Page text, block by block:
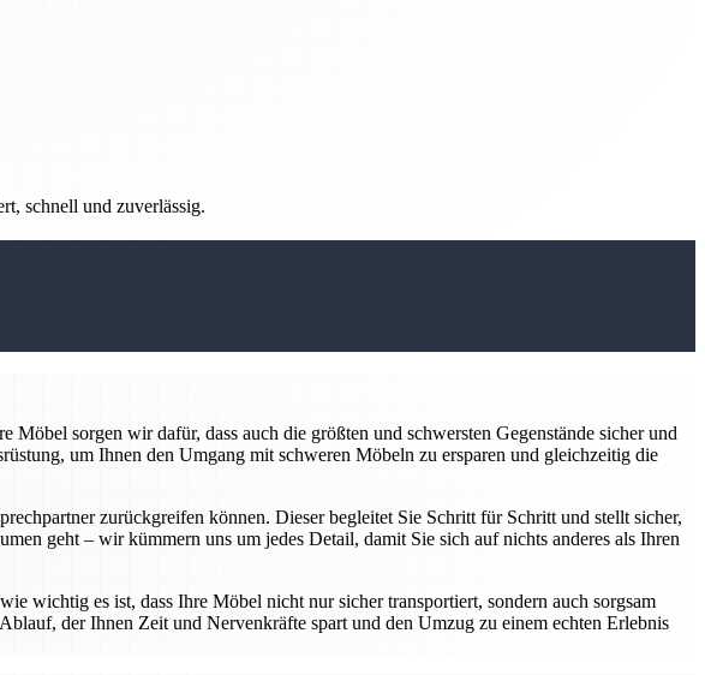
schnell und zuverlässig.
sorgen wir dafür, dass auch die größten und schwersten Gegenstände sicher und
um Ihnen den Umgang mit schweren Möbeln zu ersparen und gleichzeitig die
zurückgreifen können. Dieser begleitet Sie Schritt für Schritt und stellt sicher,
geht – wir kümmern uns um jedes Detail, damit Sie sich auf nichts anderes als Ihren
wichtig es ist, dass Ihre Möbel nicht nur sicher transportiert, sondern auch sorgsam
der Ihnen Zeit und Nervenkräfte spart und den Umzug zu einem echten Erlebnis